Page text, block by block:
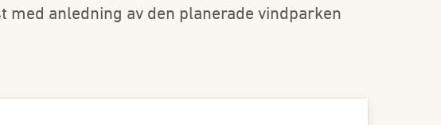
med anledning av den planerade vindparken